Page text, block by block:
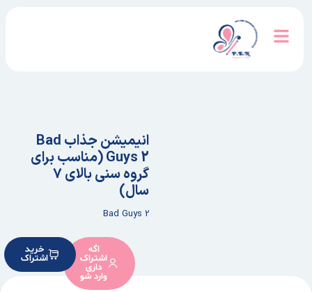
انیمیشن جذاب Bad
Guys 2 (مناسب برای
گروه سنی بالای ۷
سال)
Bad Guys 2
اگه
اشتراک
داری
وارد شو
خرید
اشتراک